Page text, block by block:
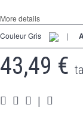
accesorios
Pièces
Apoyo
More details
Couleur Gris
|
43,49 €
|